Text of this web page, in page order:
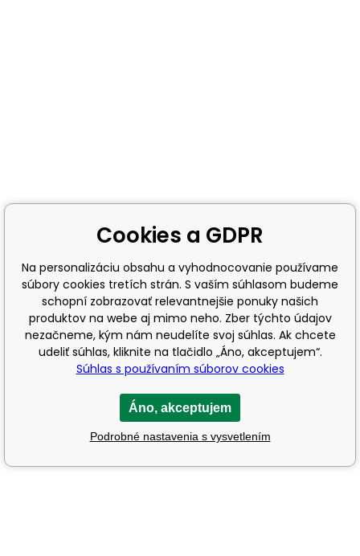
Cookies a GDPR
Na personalizáciu obsahu a vyhodnocovanie používame
súbory cookies tretích strán. S vaším súhlasom budeme
schopní zobrazovať relevantnejšie ponuky našich
produktov na webe aj mimo neho. Zber týchto údajov
nezačneme, kým nám neudelíte svoj súhlas. Ak chcete
udeliť súhlas, kliknite na tlačidlo „Áno, akceptujem“.
Súhlas s používaním súborov cookies
Áno, akceptujem
Podrobné nastavenia s vysvetlením